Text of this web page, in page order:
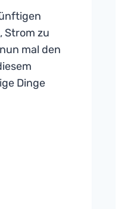
Strom zu
mal den
Dinge